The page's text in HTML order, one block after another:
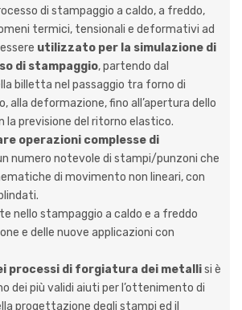
di stampaggio a caldo, a freddo,
termici, tensionali e deformativi ad
utilizzato per la simulazione di
di stampaggio, partendo dal
billetta nel passaggio tra forno di
alla deformazione, fino all’apertura dello
la previsione del ritorno elastico.
operazioni complesse di
numero notevole di stampi/punzoni che
di movimento non lineari, con
nello stampaggio a caldo e a freddo
e delle nuove applicazioni con
processi di forgiatura dei metallisi è
dei più validi aiuti per l’ottenimento di
progettazione degli stampi ed il